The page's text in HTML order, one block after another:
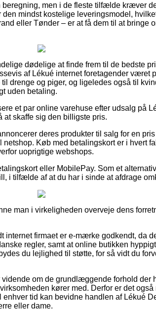
men i de fleste tilfælde kræver
mindst kostelige leveringsmodel,
eller Tønder – er at få dem til at bringe
dødelige at finde frem til de bedste
af Lékué internet foretagender været
drenge og piger, og ligeledes også til
uden betaling.
et par online varehuse efter udsalg på
at skaffe sig den billigste pris.
deres produkter til salg for en
Køb med betalingskort er i hvert
uoprigtige webshops.
eller MobilePay. Som et
i tilfælde af at du har i sinde at afdrage
man i virkeligheden overveje dens
internet firmaet er e-mærke godkendt, da
regler, samt at online butikken
du lejlighed til støtte, for så vidt du
om de grundlæggende forhold der
kører med. Derfor er det også
tid kan bevidne handlen af Lékué
eller dame.